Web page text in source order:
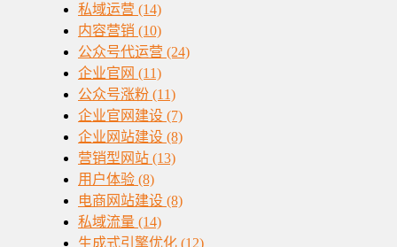
私域运营 (14)
内容营销 (10)
公众号代运营 (24)
企业官网 (11)
公众号涨粉 (11)
企业官网建设 (7)
企业网站建设 (8)
营销型网站 (13)
用户体验 (8)
电商网站建设 (8)
私域流量 (14)
生成式引擎优化 (12)